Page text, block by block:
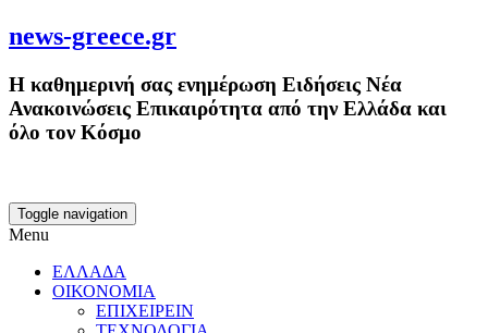
news-greece.gr
Η καθημερινή σας ενημέρωση Ειδήσεις Νέα
Ανακοινώσεις Επικαιρότητα από την Ελλάδα και
όλο τον Κόσμο
Toggle navigation
Menu
ΕΛΛΑΔΑ
ΟΙΚΟΝΟΜΙΑ
ΕΠΙΧΕΙΡΕΙΝ